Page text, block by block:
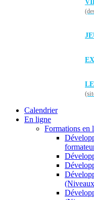
Calendrier
En ligne
Formations en